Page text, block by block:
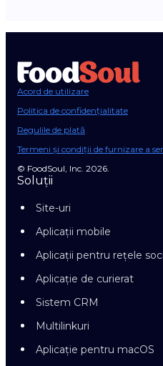
Acord de utilizare
Politica de confidențialitate
Regulile de plată
Termeni și condiții de furnizare a
© FoodSoul, Inc. 2026.
Soluții
Site-uri
Aplicații mobile
Aplicații pentru rețele
Aplicație de curierat
Sistem CRM
Multilinkuri
Aplicație pentru macOS